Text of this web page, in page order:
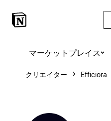
マーケットプレイス
クリエイター Efficiora